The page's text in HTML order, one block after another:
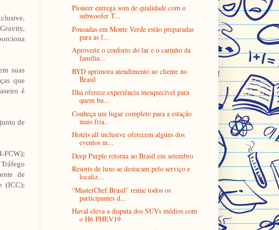
suas
que
é
de
FCW);
de
(ICC);
Pioneer entrega som de qualidade com o
subwoofer T...
Pousadas em Monte Verde estão preparadas
para as f...
Aproveite o conforto do lar e o carinho da
família...
BYD aprimora atendimento ao cliente no
Brasil
Ilha oferece experiência inesquecível para
quem bu...
Conheça um lugar completo para a estação
mais fria...
Hotéis all inclusive oferecem alguns dos
eventos m...
Deep Purple retorna ao Brasil em setembro
Resorts de luxo se destacam pelo serviço e
localiz...
“MasterChef Brasil” reúne todos os
participantes d...
Haval eleva a disputa dos SUVs médios com
o H6 PHEV19